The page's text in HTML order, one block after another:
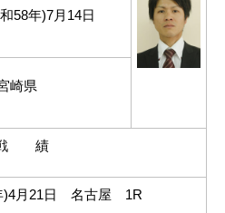
58年)7月 14日
崎県
績
)4月 21日 名古屋 1R